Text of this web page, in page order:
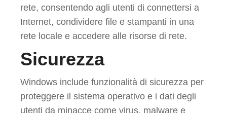
rete, consentendo agli utenti di connettersi a
Internet, condividere file e stampanti in una
rete locale e accedere alle risorse di rete.
Sicurezza
Windows include funzionalità di sicurezza per
proteggere il sistema operativo e i dati degli
utenti da minacce come virus, malware e